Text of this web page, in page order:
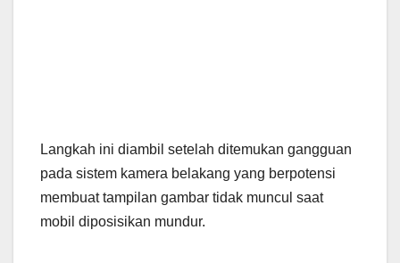
Langkah ini diambil setelah ditemukan gangguan
pada sistem kamera belakang yang berpotensi
membuat tampilan gambar tidak muncul saat
mobil diposisikan mundur.